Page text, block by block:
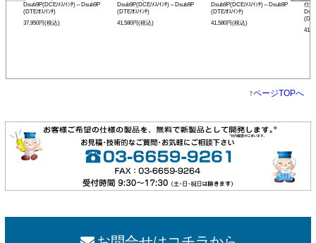
Dsub9P(DCE/ﾒｽ/ｲﾝﾁ)⇔Dsub9P
(DTE/ｵｽ/ｲﾝﾁ)
37,950円(税込)
Dsub9P(DCE/ﾒｽ/ｲﾝﾁ)⇔Dsub9P
(DTE/ｵｽ/ｲﾝﾁ)
41,580円(税込)
Dsub9P(DCE/ﾒｽ/ｲﾝﾁ)⇔Dsub9P
(DTE/ｵｽ/ｲﾝﾁ)
41,580円(税込)
仕
↑ページTOPへ